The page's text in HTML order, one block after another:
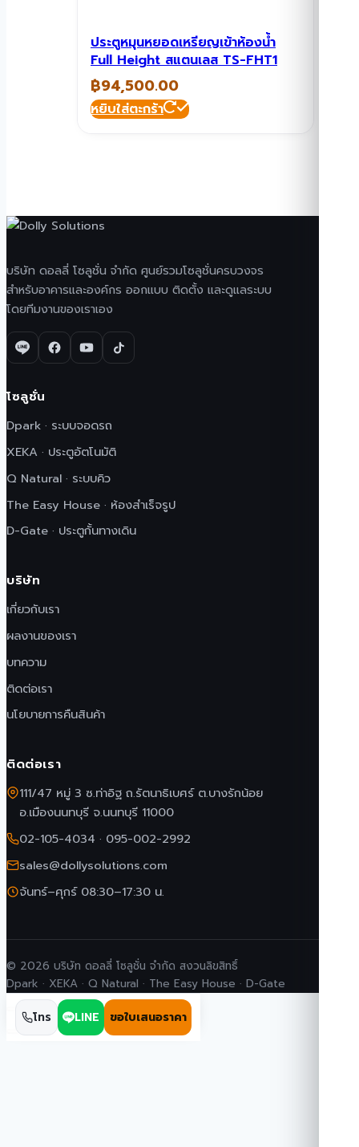
ประตูหมุนหยอดเหรียญเข้าห้องน้ำ
Full Height สแตนเลส TS-FHT1
฿94,500.00
หยิบใส่ตะกร้า
บริษัท ดอลลี่ โซลูชั่น จำกัด ศูนย์รวมโซลูชั่นครบวงจร
สำหรับอาคารและองค์กร ออกแบบ ติดตั้ง และดูแลระบบ
โดยทีมงานของเราเอง
โซลูชั่น
Dpark · ระบบจอดรถ
XEKA · ประตูอัตโนมัติ
Q Natural · ระบบคิว
The Easy House · ห้องสำเร็จรูป
D-Gate · ประตูกั้นทางเดิน
บริษัท
เกี่ยวกับเรา
ผลงานของเรา
บทความ
ติดต่อเรา
นโยบายการคืนสินค้า
ติดต่อเรา
111/47 หมู่ 3 ซ.ท่าอิฐ ถ.รัตนาธิเบศร์ ต.บางรักน้อย
อ.เมืองนนทบุรี จ.นนทบุรี 11000
02-105-4034 · 095-002-2992
sales@dollysolutions.com
จันทร์–ศุกร์ 08:30–17:30 น.
© 2026 บริษัท ดอลลี่ โซลูชั่น จำกัด สงวนลิขสิทธิ์
Dpark · XEKA · Q Natural · The Easy House · D-Gate
โทร LINE ขอใบเสนอราคา